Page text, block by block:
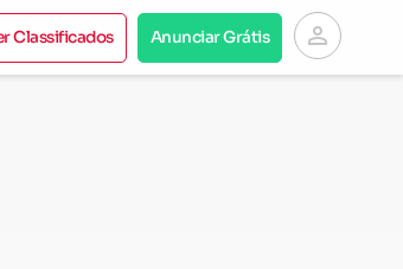
Classificados Anunciar Grátis person